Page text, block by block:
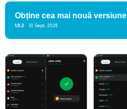
Obține cea mai nouă versiune
1.0.2 10 Sept. 2025